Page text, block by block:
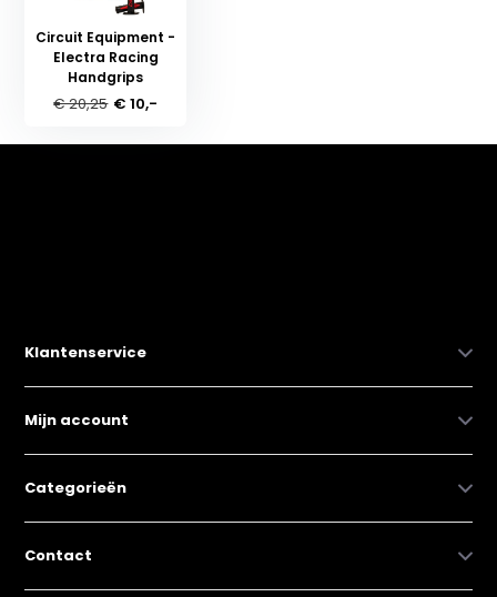
Circuit Equipment -
Electra Racing
Handgrips
€ 20,25 € 10,-
Klantenservice
Mijn account
Categorieën
Contact